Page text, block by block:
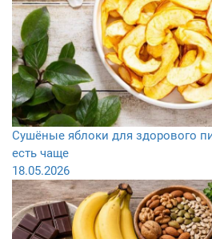
Сушёные яблоки для здорового
есть чаще
18.05.2026